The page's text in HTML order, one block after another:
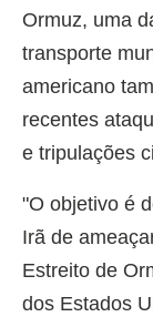
Ormuz, uma
transporte
americano
recentes
e tripulações
"O objetivo é
Irã de
Estreito de
dos Estados